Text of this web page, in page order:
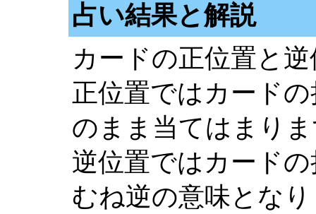
占い結果と解説
カードの正位置と
正位置ではカード
のまま当てはまり
逆位置ではカード
むね逆の意味とな